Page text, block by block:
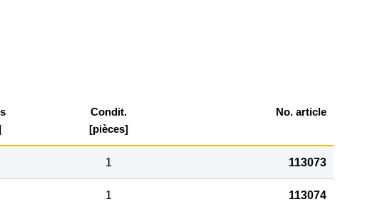
Condit.
[pièces]
No. article
1 113073
1 113074